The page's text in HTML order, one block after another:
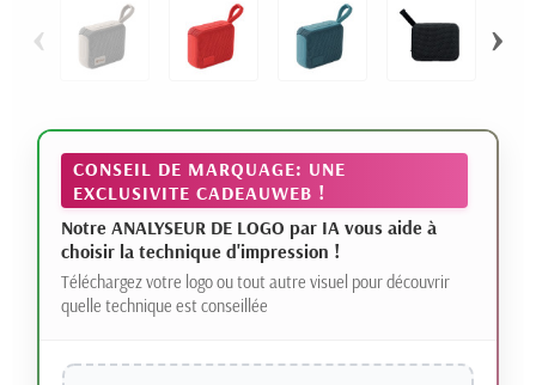
‹ ›
CONSEIL DE MARQUAGE: UNE
EXCLUSIVITE CADEAUWEB !
Notre ANALYSEUR DE LOGO par IA vous aide à
choisir la technique d'impression !
Téléchargez votre logo ou tout autre visuel pour découvrir
quelle technique est conseillée